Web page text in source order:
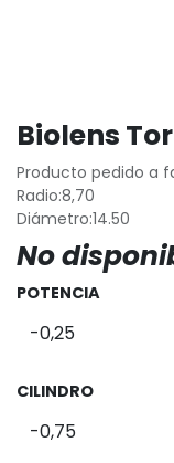
Biolens
Producto pedido a
Radio:8,70
Diámetro:14.50
No
POTENCIA
CILINDRO